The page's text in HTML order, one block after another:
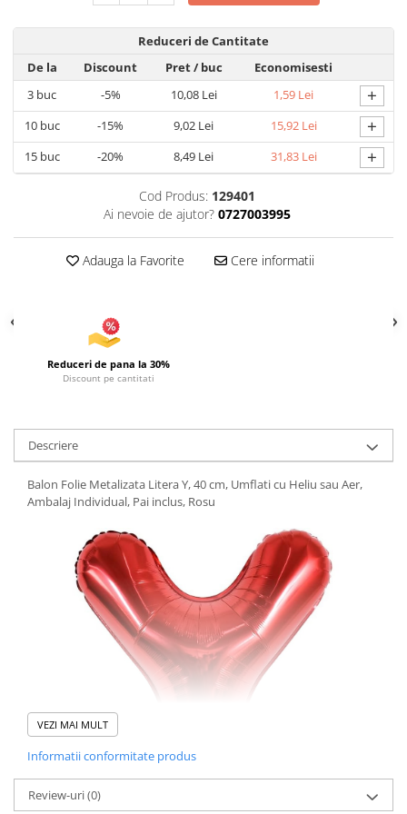
Articole pentru Iluminat
Lampi de veghe
Articole si, Echipamente pentru
Transport şi Ridicat
Pelerine, Umbrele si Accesorii
Videoproiectoare
Reduceri de Cantitate
De la
Discount Pret/ buc
Economisesti
3 buc -5% 10,08 Lei 1,59 Lei +
10buc -15% 9,02 Lei 15,92 Lei +
15buc -20% 8,49 Lei 31,83 Lei +
Cod Produs: 129401
Ai nevoie de ajutor? 0727003995
Adauga la Favorite Cere informatii
Reduceri de pana la 30%
Discount pe cantitati
Descriere
Balon Folie Metalizata Litera Y, 40 cm, Umflati cu Heliu sau Aer,
Ambalaj Individual, Pai inclus, Rosu
VEZI MAI MULT
Informatii conformitate produs
Review-uri(0)